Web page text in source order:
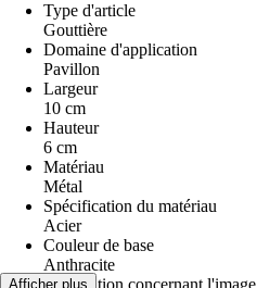
Type d'article
Gouttière
Domaine d'application
Pavillon
Largeur
10 cm
Hauteur
6 cm
Matériau
Métal
Spécification du matériau
Acier
Couleur de base
Anthracite
Information concernant l'image
Afficher plus